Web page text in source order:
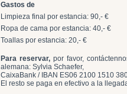
Gastos de
Limpieza final por estancia: 90,- €
Ropa de cama por estancia: 40,- €
Toallas por estancia: 20,- €
Para reservar, por favor,
alemana: Sylvia Schaefer,
CaixaBank / IBAN ES06 2100 1510
El resto se paga en efectivo a la